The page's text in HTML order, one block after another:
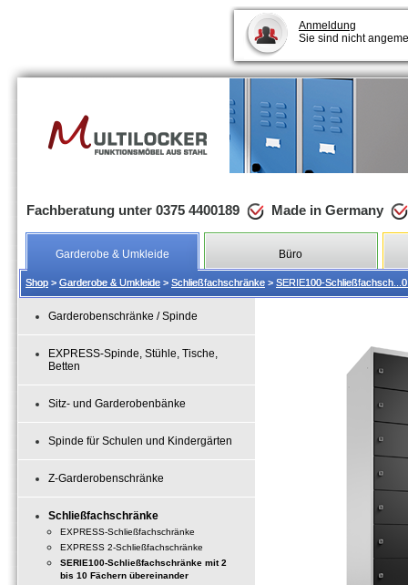
Anmeldung
Sie sind nicht
Fachberatung unter 0375 4400189 Made in Germany
Garderobe & Umkleide Büro
Shop > Garderobe & Umkleide > Schließfachschränke > SERIE100-
Shop > Garderobe & Umkleide > Schließfachschränke > SERIE100-
Garderobenschränke / Spinde
EXPRESS-Spinde, Stühle, Tische,
Betten
Sitz- und Garderobenbänke
Spinde für Schulen und Kindergärten
Z-Garderobenschränke
Schließfachschränke
EXPRESS-Schließfachschränke
EXPRESS 2-Schließfachschränke
SERIE100-Schließfachschränke mit 2
bis 10 Fächern übereinander